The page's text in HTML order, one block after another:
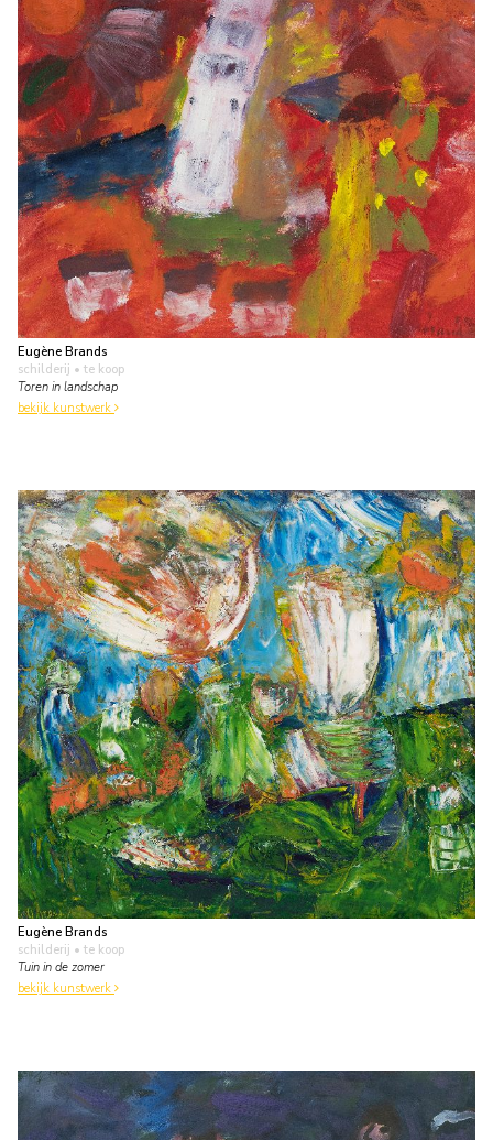
Eugène Brands
schilderij • te koop
Toren in landschap
bekijk kunstwerk
Eugène Brands
schilderij • te koop
Tuin in de zomer
bekijk kunstwerk